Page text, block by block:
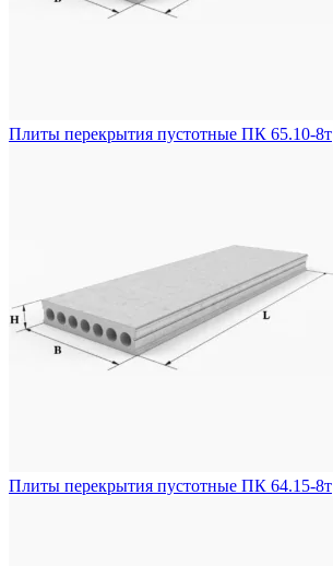
Плиты перекрытия пустотные ПК 65.10-8т
Плиты перекрытия пустотные ПК 64.15-8т